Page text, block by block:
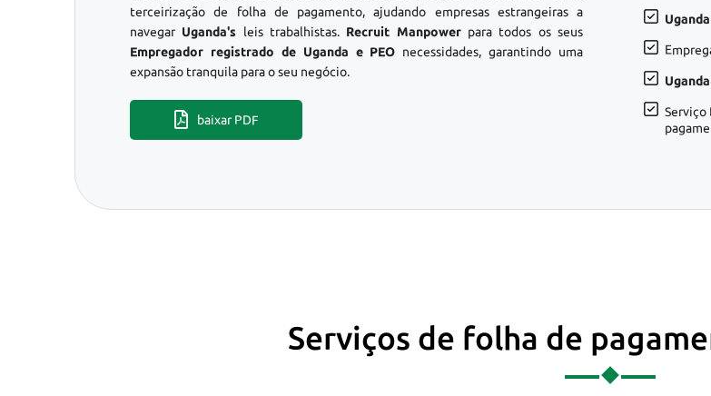
terceirização de folha de pagamento, ajudando empresas estrangeiras a
navegar Uganda's leis trabalhistas. Recruit Manpowerpara todos os seus
Empregador registrado de Uganda e PEO necessidades, garantindo uma
expansão tranquila para o seu negócio.
baixar PDF
Uganda
Uganda
Serviço
Serviços de folha de